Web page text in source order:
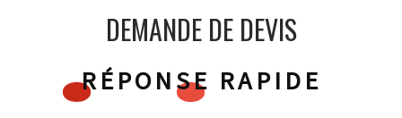
DEMANDE DE DEVIS
RÉPONSE RAPIDE